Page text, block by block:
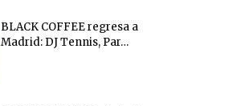
BLACK COFFEE regresa a
Madrid: DJ Tennis, Par…